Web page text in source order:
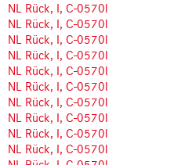
NL Rück, I, C-0570l
NL Rück, I, C-0570l
NL Rück, I, C-0570l
NL Rück, I, C-0570l
NL Rück, I, C-0570l
NL Rück, I, C-0570l
NL Rück, I, C-0570l
NL Rück, I, C-0570l
NL Rück, I, C-0570l
NL Rück, I, C-0570l